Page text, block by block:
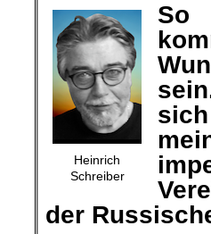
Heinrich
Schreiber
So
der